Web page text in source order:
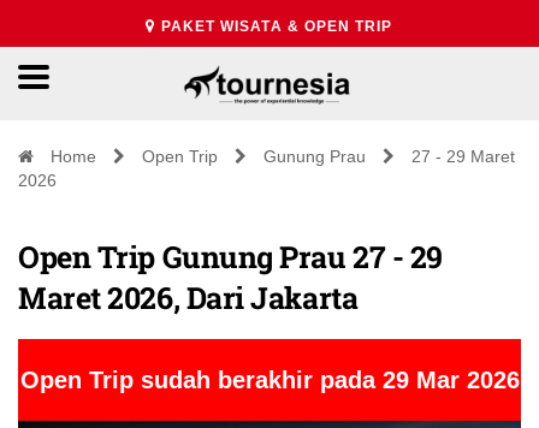
PAKET WISATA & OPEN TRIP
Home Open Trip Gunung Prau
27 - 29 Maret
2026
Open Trip Gunung Prau 27 - 29
Maret 2026, Dari Jakarta
Open Trip sudah berakhir pada 29 Mar 2026